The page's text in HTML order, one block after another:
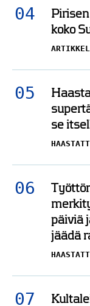
koko
se
päiviä
jäädä